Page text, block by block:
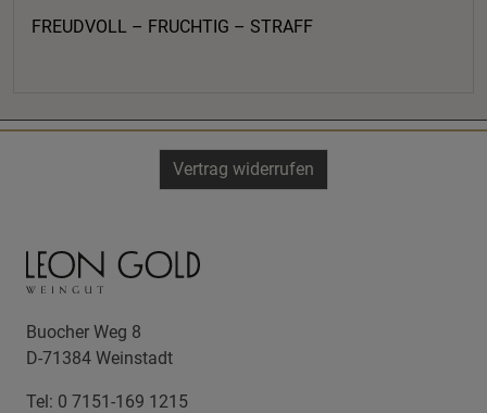
FREUDVOLL – FRUCHTIG – STRAFF
Vertrag widerrufen
Buocher Weg 8
D-71384 Weinstadt
Tel: 0 7151-169 1215